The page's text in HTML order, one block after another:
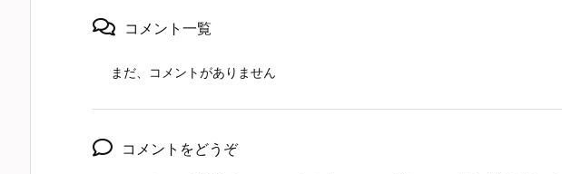
コメント一覧
まだ、コメントがありません
コメントをどうぞ